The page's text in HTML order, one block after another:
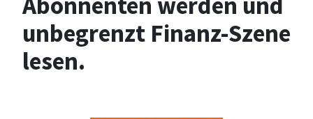
unbegrenzt Finanz-Szene
lesen.